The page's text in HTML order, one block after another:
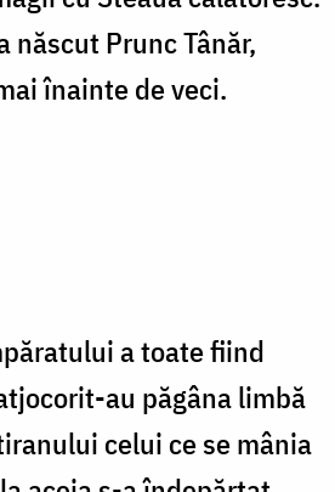
născut Prunc Tânăr,
înainte de veci.
a toate fiind
au păgâna limbă
celui ce se mânia